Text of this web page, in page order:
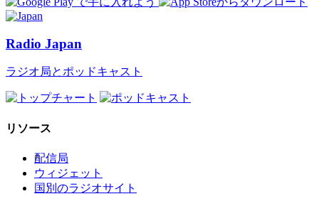
Radio Japan
ラジオ局とポッドキャスト
リソース
配信局
ウィジェット
国別のラジオサイト